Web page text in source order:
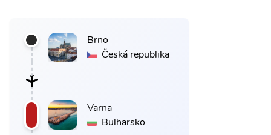
Brno
Česká republika
Varna
Bulharsko